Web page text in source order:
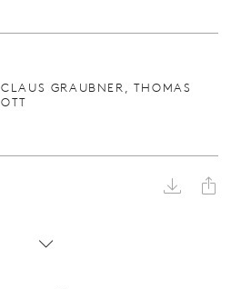
CLAUS GRAUBNER, THOMAS
OTT
 
